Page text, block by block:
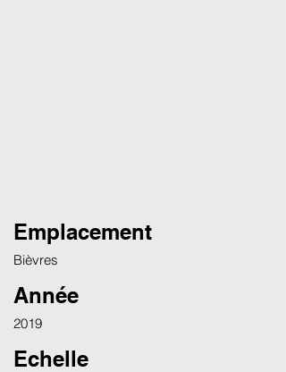
Emplacement
Bièvres
Année
2019
Echelle